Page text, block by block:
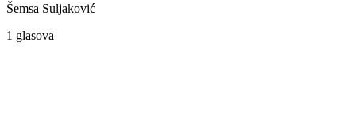
Šemsa Suljaković
1 glasova